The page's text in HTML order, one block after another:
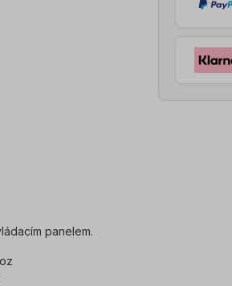
panelem.